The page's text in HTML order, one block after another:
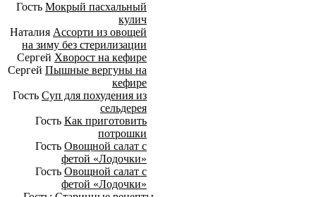
Гость Мокрый пасхальный
кулич
Наталия Ассорти из овощей
на зиму без стерилизации
Сергей Хворост на кефире
Сергей Пышные вергуны на
кефире
Гость Суп для похудения из
сельдерея
Гость Как приготовить
потрошки
Гость Овощной салат с
фетой «Лодочки»
Гость Овощной салат с
фетой «Лодочки»